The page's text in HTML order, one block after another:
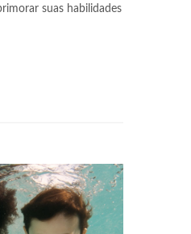
suas habilidades